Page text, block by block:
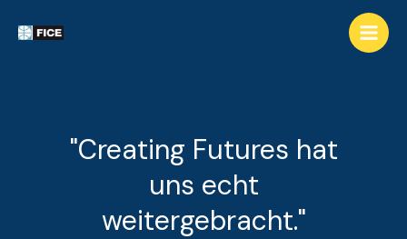
"Creating Futures hat
uns echt
weitergebracht."